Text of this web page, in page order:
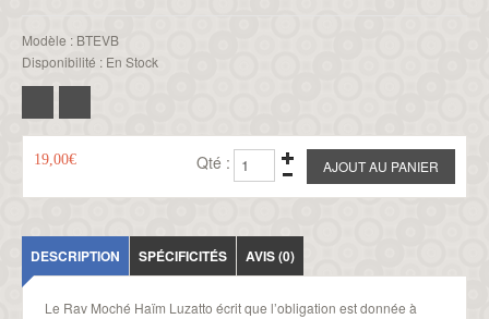
Modèle : BTEVB
Disponibilité : En Stock
19,00€ Qté :
DESCRIPTION SPÉCIFICITÉS AVIS (0)
Le Rav Moché Haïm Luzatto écrit que l’obligation est donnée à